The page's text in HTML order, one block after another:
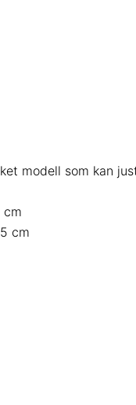
modell som kan
cm
cm